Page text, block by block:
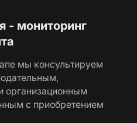
- мониторинг
мы консультируем
организационным
с приобретением